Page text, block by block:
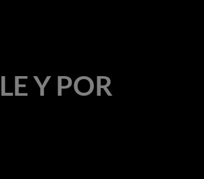
Y POR